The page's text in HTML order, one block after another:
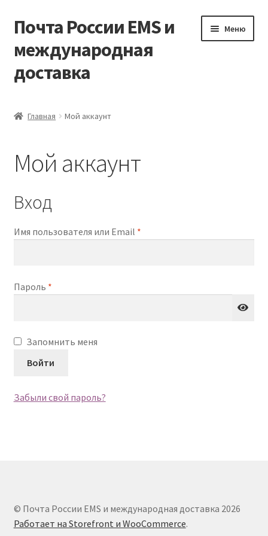
Перейти
к
навигации
Перейти
к
содержимому
Почта России EMS и
международная
доставка
Меню
Мой аккаунт
Оформление заказа
Главная Мой аккаунт
Мой аккаунт
Вход
Имя пользователя или Email *Обязательно
Пароль *Обязательно
Запомнить меня
Войти
Забыли свой пароль?
© Почта России EMS и международная доставка 2026
Работает на Storefront и WooCommerce.